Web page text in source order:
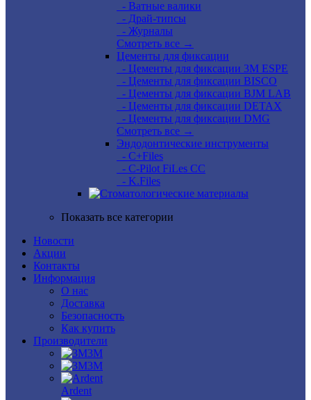
- Ватные валики
- Драй-типсы
- Журналы
Смотреть все →
Цементы для фиксации
- Цементы для фиксации 3M ESPE
- Цементы для фиксации BISCO
- Цементы для фиксации BJM LAB
- Цементы для фиксации DETAX
- Цементы для фиксации DMG
Смотреть все →
Эндодонтические инструменты
- C+Files
- C-Pilot FiLes CC
- K.Files
Показать все категории
Новости
Акции
Контакты
Информация
О нас
Доставка
Безопасность
Как купить
Производители
3M
3М
Ardent